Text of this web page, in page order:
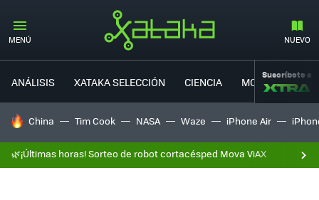
MENÚ NUEVO
ANÁLISIS XATAKA SELECCIÓN CIENCIA MOVILIDAD
Suscríbete a
HOY SE HABLA DE
China Tim Cook NASA Waze iPhone Air
🌿¡Últimas horas! Sorteo de robot cortacésped Mova ViAX